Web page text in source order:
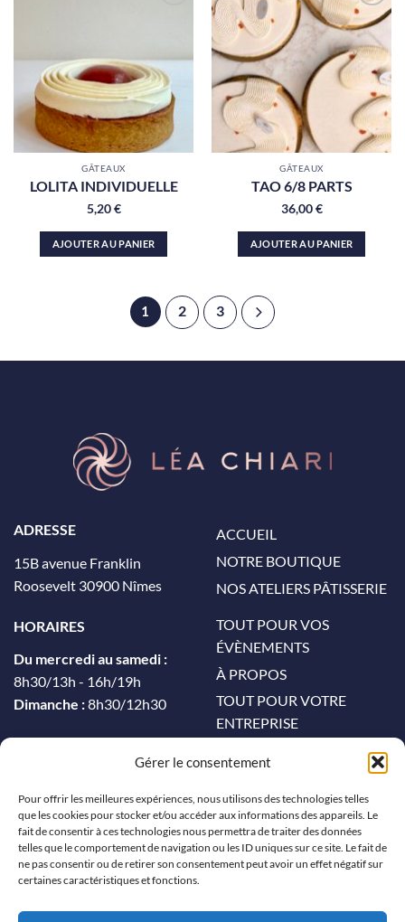
Gérer le consentement
Pour offrir les meilleures expériences, nous utilisons des technologies telles
que les cookies pour stocker et/ou accéder aux informations des appareils. Le
fait de consentir à ces technologies nous permettra de traiter des données
telles que le comportement de navigation ou les ID uniques sur ce site. Le fait de
ne pas consentir ou de retirer son consentement peut avoir un effet négatif sur
certaines caractéristiques et fonctions.
GÂTEAUX
LOLITA INDIVIDUELLE
5,20€
AJOUTER AU PANIER
Ajouter
à la liste
de
souhaits
GÂTEAUX
TAO 6/8 PARTS
36,00€
AJOUTER AU PANIER
1 2 3
ADRESSE
15B avenue Franklin
Roosevelt 30900 Nîmes
HORAIRES
Du mercredi au samedi :
8h30/13h - 16h/19h
Dimanche :8h30/12h30
ACCUEIL
NOTRE BOUTIQUE
NOS ATELIERS PÂTISSERIE
TOUT POUR VOS
ÉVÈNEMENTS
À PROPOS
TOUT POUR VOTRE
ENTREPRISE
CONTACT
04 66 64 56 53
contact@leachiari-patisserie.fr